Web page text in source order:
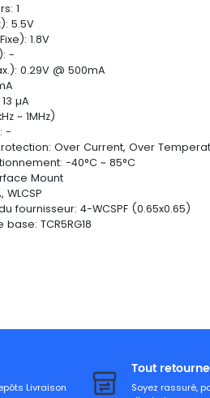
1
5.5V
1.8V
-
0.29V @ 500mA
µA
~ 1MHz)
-
Over Current, Over
-40°C ~ 85°C
Mount
WLCSP
fournisseur: 4-WCSPF (0.65x0.65)
TCR5RG18
Livraison
Tout
Soyez rassuré,